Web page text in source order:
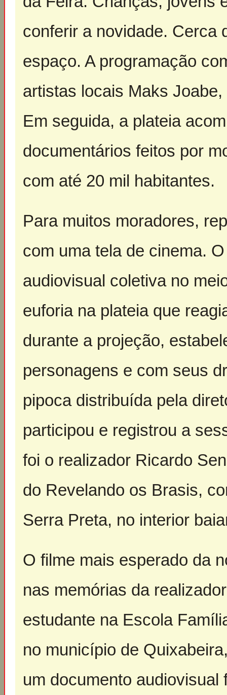
conferir a novidade. Cerca
espaço. A programação
artistas locais Maks
Em seguida, a plateia
documentários feitos por
com até 20 mil habitantes.
Para muitos moradores,
com uma tela de cinema.
audiovisual coletiva no
euforia na plateia que
durante a projeção,
personagens e com seus
pipoca distribuída pela
participou e registrou a
foi o realizador Ricardo
do Revelando os Brasis,
Serra Preta, no interior
O filme mais esperado da
nas memórias da
estudante na Escola
no município de
um documento